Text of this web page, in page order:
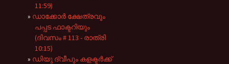
11:59)
ഡാക്കോർ ക്ഷേത്രവും
പപ്പട ഫാക്ടറിയും
(ദിവസം # 113 - രാത്രി
10:15)
ഡിയു ദ്വീപും കളക്ടർക്ക്